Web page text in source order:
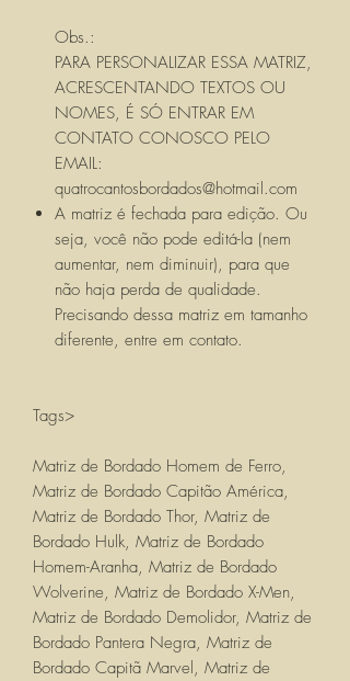
Obs.:
PARA PERSONALIZAR ESSA MATRIZ,
ACRESCENTANDO TEXTOS OU
NOMES, É SÓ ENTRAR EM
CONTATO CONOSCO PELO
EMAIL:
quatrocantosbordados@hotmail.com
A matriz é fechada para edição. Ou
seja, você não pode editá-la (nem
aumentar, nem diminuir), para que
não haja perda de qualidade.
Precisando dessa matriz em tamanho
diferente, entre em contato.
Tags>
Matriz de Bordado Homem de Ferro,
Matriz de Bordado Capitão América,
Matriz de Bordado Thor, Matriz de
Bordado Hulk, Matriz de Bordado
Homem-Aranha, Matriz de Bordado
Wolverine, Matriz de Bordado X-Men,
Matriz de Bordado Demolidor, Matriz de
Bordado Pantera Negra, Matriz de
Bordado Capitã Marvel, Matriz de